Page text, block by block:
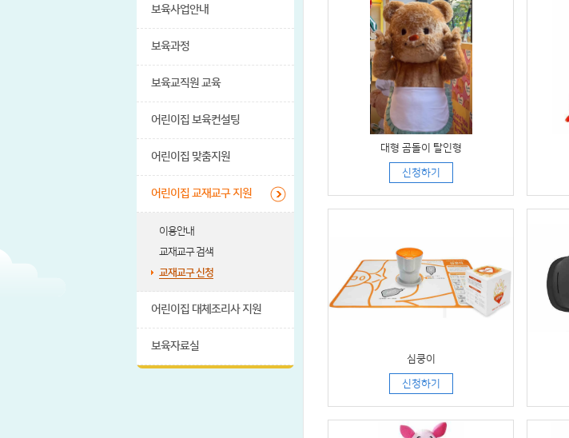
보육사업안내
보육과정
보육교직원 교육
어린이집 보육컨설팅
어린이집 맞춤지원
어린이집 교재교구 지원
이용안내
교재교구 검색
교재교구 신청
어린이집 대체조리사 지원
보육자료실
대형 곰돌이 탈인형
신청하기
심쿵이
신청하기